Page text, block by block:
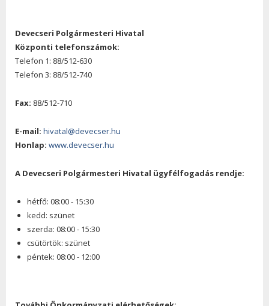
Devecseri Polgármesteri Hivatal
Központi telefonszámok:
Telefon 1: 88/512-630
Telefon 3: 88/512-740
Fax: 88/512-710
E-mail: hivatal@devecser.hu
Honlap: www.devecser.hu
A Devecseri Polgármesteri Hivatal ügyfélfogadás rendje:
hétfő: 08:00 - 15:30
kedd: szünet
szerda: 08:00 - 15:30
csütörtök: szünet
péntek: 08:00 - 12:00